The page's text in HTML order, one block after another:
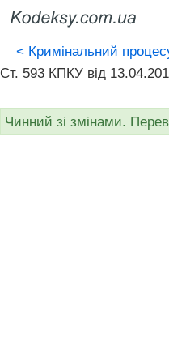
< Кримінальний
Ст. 593 КПКУ від
Чинний зі змінами.